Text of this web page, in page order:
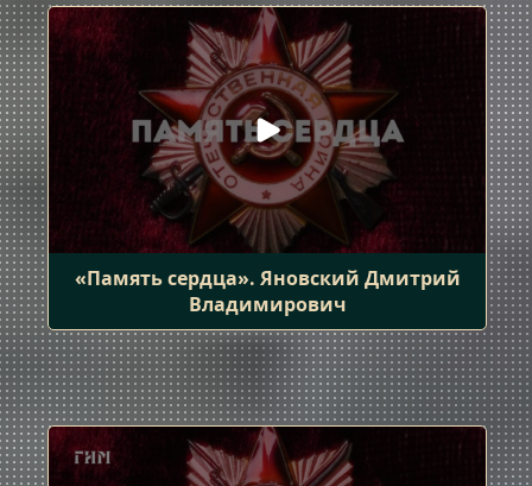
«Память сердца». Яновский Дмитрий
Владимирович